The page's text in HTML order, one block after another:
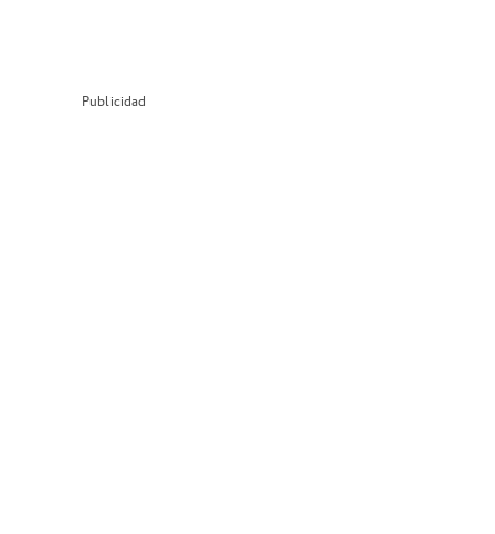
Publicidad